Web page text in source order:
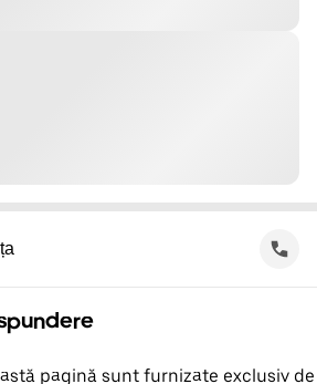
pagină sunt furnizate exclusiv de